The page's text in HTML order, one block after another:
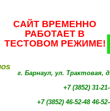
САЙТ ВРЕМЕННО
РАБОТАЕТ В
ТЕСТОВОМ РЕЖИМЕ!
г. Барнаул, ул. Трактовая,
+7 (3852) 31-
+7 (3852) 46-52-48 46-